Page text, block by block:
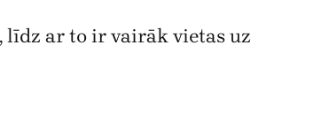
līdz ar to ir vairāk vietas uz